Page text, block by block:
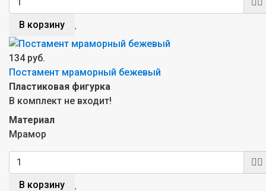
В корзину
134 руб.
Постамент мраморный бежевый
Пластиковая фигурка
В комплект не входит!
Материал
Мрамор
В корзину